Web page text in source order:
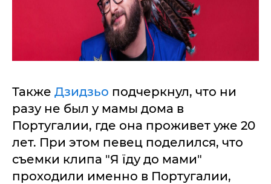
Также Дзидзьо подчеркнул, что ни
разу не был у мамы дома в
Португалии, где она проживет уже 20
лет. При этом певец поделился, что
съемки клипа "Я їду до мами"
проходили именно в Португалии,